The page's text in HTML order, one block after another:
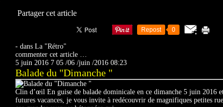
Partager cet article
Repost 0
- dans La "Rétro"
commenter cet article …
5 juin 2016 7 05 /06 /juin /2016 08:23
Balade du "Dimanche "
Clin d’œil En guise de balade dominicale en ce dimanche 5 juin 2016
futures vacances, je vous invite à redécouvrir de magnifiques petites